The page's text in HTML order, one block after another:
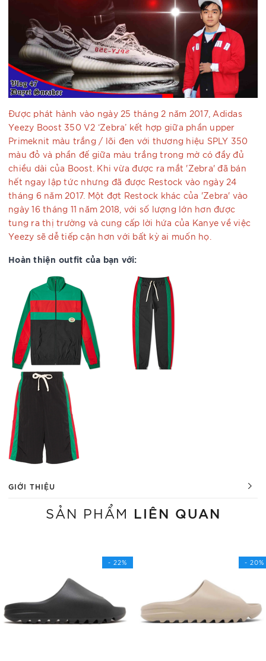
Được phát hành vào ngày 25 tháng 2 năm 2017, Adidas
Yeezy Boost 350 V2 ‘Zebra’ kết hợp giữa phần upper
Primeknit màu trắng / lõi đen với thương hiệu SPLY 350
màu đỏ và phần đế giữa màu trắng trong mờ có đầy đủ
chiều dài của Boost. Khi vừa được ra mắt 'Zebra' đã bán
hết ngay lập tức nhưng đã được Restock vào ngày 24
tháng 6 năm 2017. Một đợt Restock khác của 'Zebra' vào
ngày 16 tháng 11 năm 2018, với số lượng lớn hơn được
tung ra thị trường và cung cấp lời hứa của Kanye về việc
Yeezy sẽ dễ tiếp cận hơn với bất kỳ ai muốn họ.
Hoàn thiện outfit của bạn với:
GIỚI THIỆU
SẢN PHẨM LIÊN QUAN
- 22% - 20%